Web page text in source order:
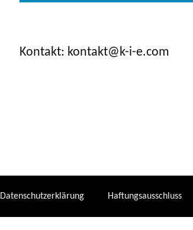
Kontakt: kontakt@k-i-e.com
Datenschutzerklärung Haftungsausschluss